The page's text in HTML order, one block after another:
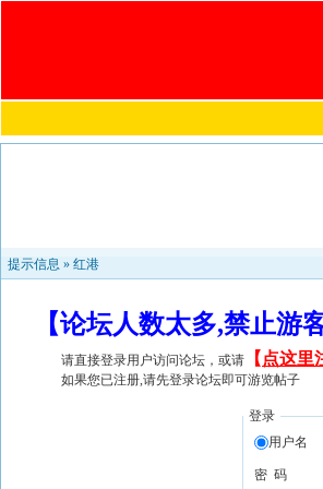
提示信息 » 红港
【论坛人数太多,禁止
请直接登录用户访问论坛，或请 【 点这里
如果您已注册,请先登录论坛即可游览帖子
登录
用户名
密 码